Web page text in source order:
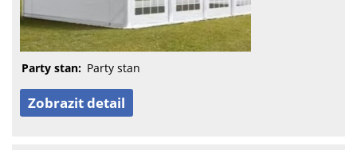
Party stan: Party stan
Zobrazit detail